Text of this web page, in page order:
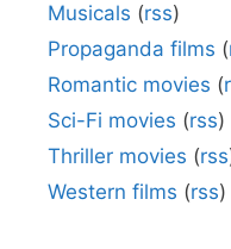
Musicals (rss)
Propaganda films (
Romantic movies (
Sci-Fi movies (rss)
Thriller movies (rss
Western films (rss)